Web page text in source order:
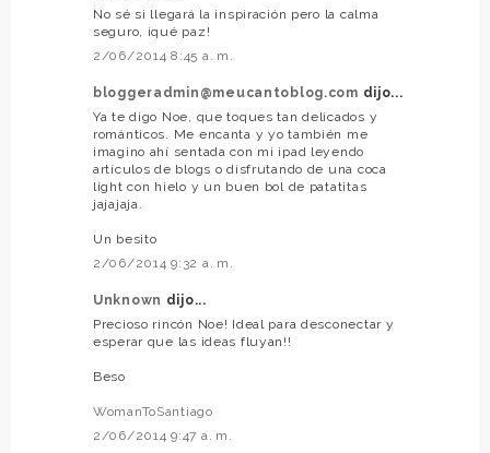
No sé si llegará la inspiración pero la calma
seguro, ¡qué paz!
2/06/2014 8:45 a. m.
bloggeradmin@meucantoblog.com dijo...
Ya te digo Noe, que toques tan delicados y
románticos. Me encanta y yo también me
imagino ahí sentada con mi ipad leyendo
artículos de blogs o disfrutando de una coca
light con hielo y un buen bol de patatitas
jajajaja.
Un besito
2/06/2014 9:32 a. m.
Unknown dijo...
Precioso rincón Noe! Ideal para desconectar y
esperar que las ideas fluyan!!
Beso
WomanToSantiago
2/06/2014 9:47 a. m.